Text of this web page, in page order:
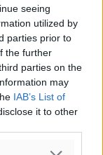
seeing
utilized by
parties prior to
the further
parties on the
may
IAB’s List of
it to other
φορά.